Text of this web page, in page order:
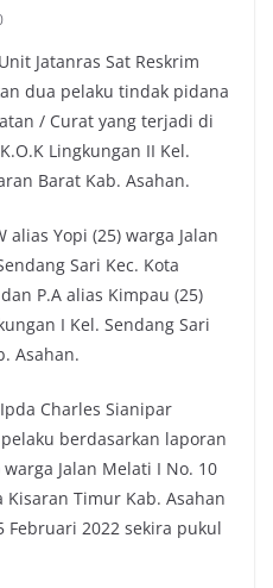
Jatanras Sat Reskrim
dua pelaku tindak pidana
/ Curat yang terjadi di
Lingkungan II Kel.
Barat Kab. Asahan.
Yopi (25) warga Jalan
Sari Kec. Kota
P.A alias Kimpau (25)
I Kel. Sendang Sari
Asahan.
Charles Sianipar
berdasarkan laporan
Jalan Melati I No. 10
Kisaran Timur Kab. Asahan
Februari 2022 sekira pukul